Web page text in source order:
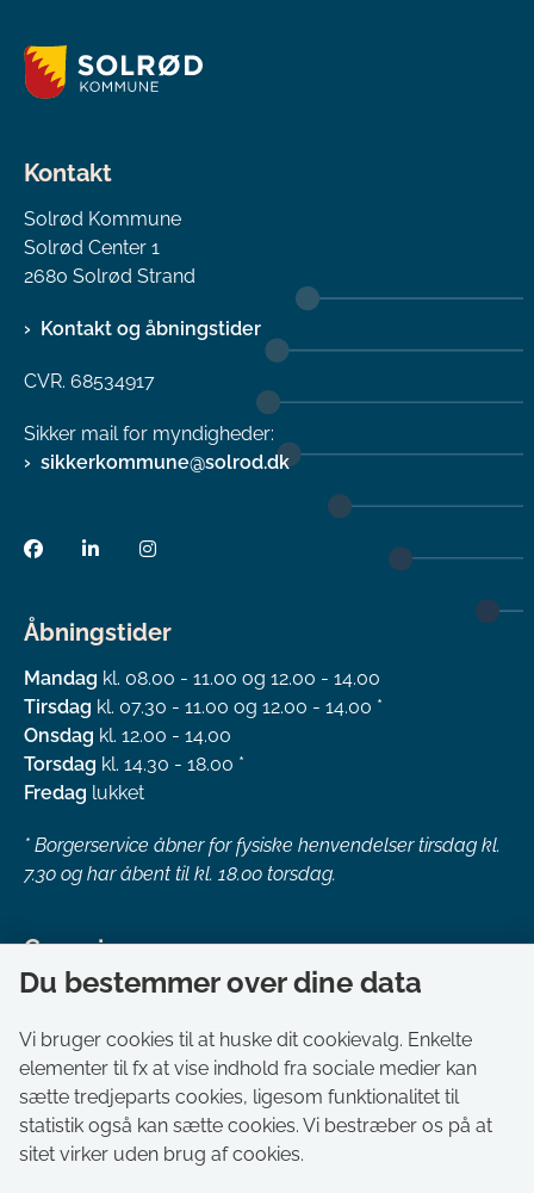
Kontakt
Solrød Kommune
Solrød Center 1
2680 Solrød Strand
Kontakt og åbningstider
CVR. 68534917
Sikker mail for myndigheder:
sikkerkommune@solrod.dk
Åbningstider
Mandag kl. 08.00 - 11.00 og 12.00 - 14.00
Tirsdag kl. 07.30 - 11.00 og 12.00 - 14.00 *
Onsdag kl. 12.00 - 14.00
Torsdag kl. 14.30 - 18.00 *
Fredag lukket
* Borgerservice åbner for fysiske henvendelser tirsdag kl.
7.30 og har åbent til kl. 18.00 torsdag.
Genveje
Om kommunen
Aktuelt
Akut hjælp
Bestil tid i Borgerservice
Ledige stillinger
Du bestemmer over dine data
Vi bruger cookies til at huske dit cookievalg. Enkelte
elementer til fx at vise indhold fra sociale medier kan
sætte tredjeparts cookies, ligesom funktionalitet til
statistik også kan sætte cookies. Vi bestræber os på at
sitet virker uden brug af cookies.